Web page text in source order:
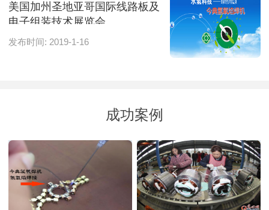
美国加州圣地亚哥国际线路板及
电子组装技术展览会
发布时间: 2019-1-16
成功案例